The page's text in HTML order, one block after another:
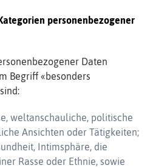
personenbezogener
Daten
Begriff «besonders
weltanschauliche, politische
Ansichten oder Tätigkeiten;
Intimsphäre, die
Rasse oder Ethnie, sowie